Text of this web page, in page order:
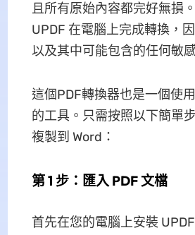
且所有原始內容都完好無損
UPDF 在電腦上完成轉換，
以及其中可能包含的任何敏
這個PDF轉換器也是一個使
的工具。只需按照以下簡單
複製到 Word：
第 1 步：匯入 PDF 文檔
首先在您的電腦上安裝